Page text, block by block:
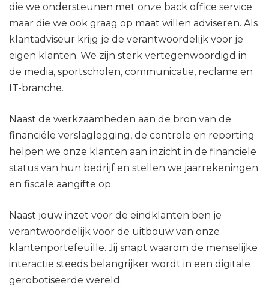
die we ondersteunen met onze back office service
maar die we ook graag op maat willen adviseren. Als
klantadviseur krijg je de verantwoordelijk voor je
eigen klanten. We zijn sterk vertegenwoordigd in
de media, sportscholen, communicatie, reclame en
IT-branche.
Naast de werkzaamheden aan de bron van de
financiële verslaglegging, de controle en reporting
helpen we onze klanten aan inzicht in de financiële
status van hun bedrijf en stellen we jaarrekeningen
en fiscale aangifte op.
Naast jouw inzet voor de eindklanten ben je
verantwoordelijk voor de uitbouw van onze
klantenportefeuille. Jij snapt waarom de menselijke
interactie steeds belangrijker wordt in een digitale
gerobotiseerde wereld.